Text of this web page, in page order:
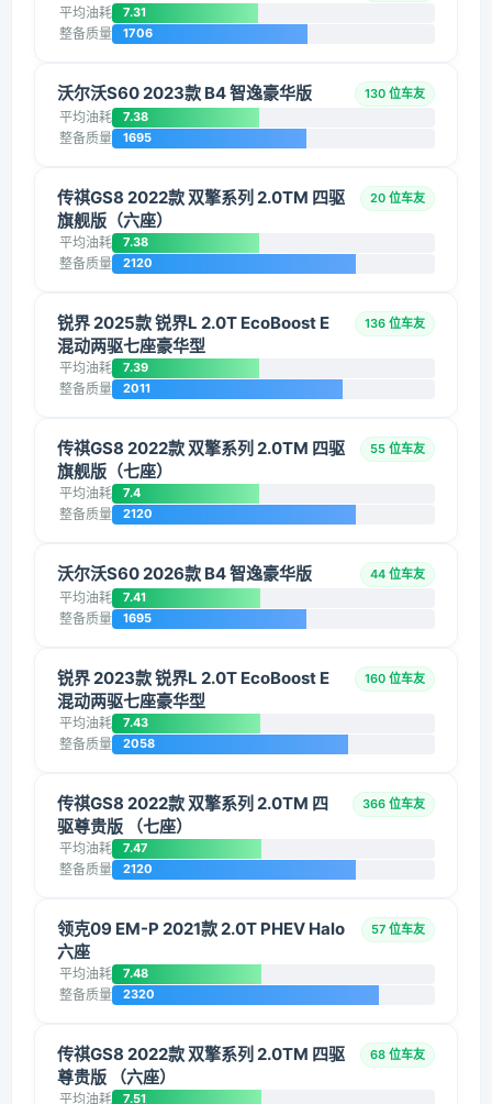
平均油耗 7.31
整备质量 1706
沃尔沃S60 2023款 B4 智逸豪华版 130 位车友
平均油耗 7.38
整备质量 1695
传祺GS8 2022款 双擎系列 2.0TM 四驱
旗舰版（六座）
20 位车友
平均油耗 7.38
整备质量 2120
锐界 2025款 锐界L 2.0T EcoBoost E
混动两驱七座豪华型
136 位车友
平均油耗 7.39
整备质量 2011
传祺GS8 2022款 双擎系列 2.0TM 四驱
旗舰版（七座）
55 位车友
平均油耗 7.4
整备质量 2120
沃尔沃S60 2026款 B4 智逸豪华版 44 位车友
平均油耗 7.41
整备质量 1695
锐界 2023款 锐界L 2.0T EcoBoost E
混动两驱七座豪华型
160 位车友
平均油耗 7.43
整备质量 2058
传祺GS8 2022款 双擎系列 2.0TM 四
驱尊贵版 （七座）
366 位车友
平均油耗 7.47
整备质量 2120
领克09 EM-P 2021款 2.0T PHEV Halo
六座
57 位车友
平均油耗 7.48
整备质量 2320
传祺GS8 2022款 双擎系列 2.0TM 四驱
尊贵版 （六座）
68 位车友
平均油耗 7.51